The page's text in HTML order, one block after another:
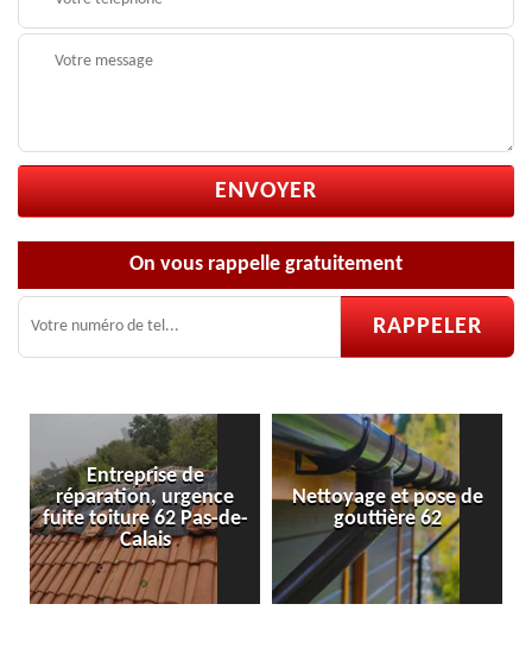
On vous rappelle gratuitement
de
urgence
62 Pas-de-
Calais
Nettoyage et pose de
gouttière 62
Pose et